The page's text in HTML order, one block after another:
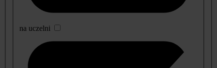
na uczelni